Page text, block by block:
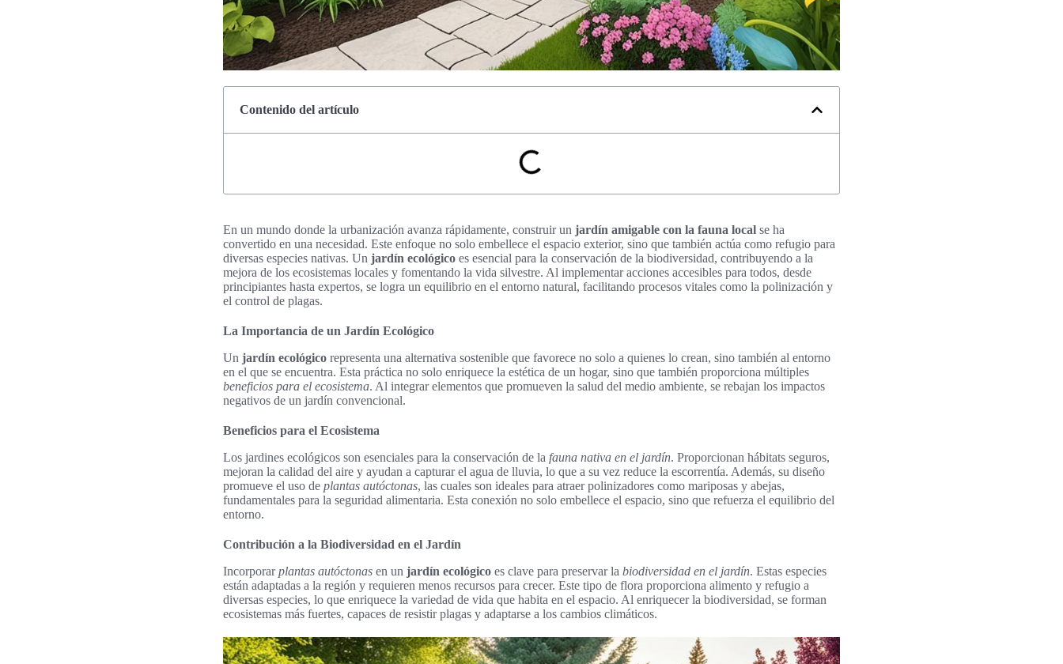
Contenido del artículo
En un mundo donde la urbanización avanza rápidamente, construir un jardín amigable con la fauna local se ha
convertido en una necesidad. Este enfoque no solo embellece el espacio exterior, sino que también actúa como refugio para
diversas especies nativas. Un jardín ecológico es esencial para la conservación de la biodiversidad, contribuyendo a la
mejora de los ecosistemas locales y fomentando la vida silvestre. Al implementar acciones accesibles para todos, desde
principiantes hasta expertos, se logra un equilibrio en el entorno natural, facilitando procesos vitales como la polinización y
el control de plagas.
La Importancia de un Jardín Ecológico
Un jardín ecológico representa una alternativa sostenible que favorece no solo a quienes lo crean, sino también al entorno
en el que se encuentra. Esta práctica no solo enriquece la estética de un hogar, sino que también proporciona múltiples
beneficios para el ecosistema. Al integrar elementos que promueven la salud del medio ambiente, se rebajan los impactos
negativos de un jardín convencional.
Beneficios para el Ecosistema
Los jardines ecológicos son esenciales para la conservación de la fauna nativa en el jardín. Proporcionan hábitats seguros,
mejoran la calidad del aire y ayudan a capturar el agua de lluvia, lo que a su vez reduce la escorrentía. Además, su diseño
promueve el uso de plantas autóctonas, las cuales son ideales para atraer polinizadores como mariposas y abejas,
fundamentales para la seguridad alimentaria. Esta conexión no solo embellece el espacio, sino que refuerza el equilibrio del
entorno.
Contribución a la Biodiversidad en el Jardín
Incorporarplantas autóctonas en un jardín ecológico es clave para preservar la biodiversidad en el jardín. Estas especies
están adaptadas a la región y requieren menos recursos para crecer. Este tipo de flora proporciona alimento y refugio a
diversas especies, lo que enriquece la variedad de vida que habita en el espacio. Al enriquecer la biodiversidad, se forman
ecosistemas más fuertes, capaces de resistir plagas y adaptarse a los cambios climáticos.